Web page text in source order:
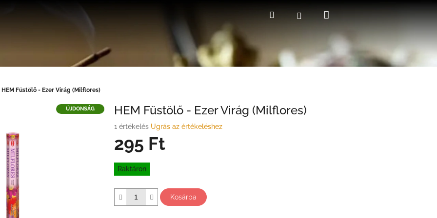
KeresésBejelentkezés
Kosár
HEM Füstölő - Ezer Virág (Milflores)
ÚJDONSÁG HEM Füstölő - Ezer Virág (Milflores)
A
átlagos
értékelése
5-
ből
csillag.
1 értékelés Ugrás az értékeléshez
295 Ft
Egységár:
Raktáron
Kosárba